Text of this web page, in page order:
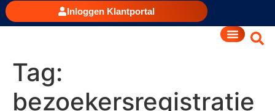
Inloggen Klantportal
Tag:
bezoekersregistratie